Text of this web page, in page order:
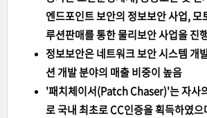
엔드포인트 보안의 정보보안 사업,
루션판매를 통한 물리보안 사업을 진
정보보안은 네트워크 보안 시스템 개
션 개발 분야의 매출 비중이 높음
'패치체이서(Patch Chaser)'는 자사
로 국내 최초로 CC인증을 획득하였